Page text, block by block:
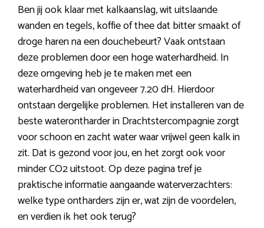
Ben jij ook klaar met kalkaanslag, wit uitslaande
wanden en tegels, koffie of thee dat bitter smaakt of
droge haren na een douchebeurt? Vaak ontstaan
deze problemen door een hoge waterhardheid. In
deze omgeving heb je te maken met een
waterhardheid van ongeveer 7.20 dH. Hierdoor
ontstaan dergelijke problemen. Het installeren van de
beste waterontharder in Drachtstercompagnie zorgt
voor schoon en zacht water waar vrijwel geen kalk in
zit. Dat is gezond voor jou, en het zorgt ook voor
minder CO2 uitstoot. Op deze pagina tref je
praktische informatie aangaande waterverzachters:
welke type ontharders zijn er, wat zijn de voordelen,
en verdien ik het ook terug?